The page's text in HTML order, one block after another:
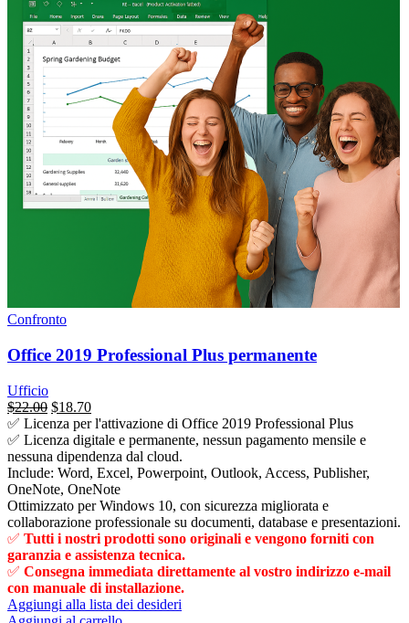
Confronto
Office 2019 Professional Plus permanente
Ufficio
Il
prezzo
originale
era:
$249.00.
$22.00Il
prezzo
attuale
è:
$22.00.
$18.70
✅ Licenza per l'attivazione di Office 2019 Professional Plus
✅ Licenza digitale e permanente, nessun pagamento mensile e
nessuna dipendenza dal cloud.
Include: Word, Excel, Powerpoint, Outlook, Access, Publisher,
OneNote, OneNote
Ottimizzato per Windows 10, con sicurezza migliorata e
collaborazione professionale su documenti, database e presentazioni.
✅ Tutti i nostri prodotti sono originali e vengono forniti con
garanzia e assistenza tecnica.
✅ Consegna immediata direttamente al vostro indirizzo e-mail
con manuale di installazione.
Aggiungi alla lista dei desideri